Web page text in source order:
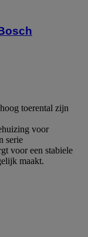
toerental zijn
voor
serie
voor een stabiele
maakt.